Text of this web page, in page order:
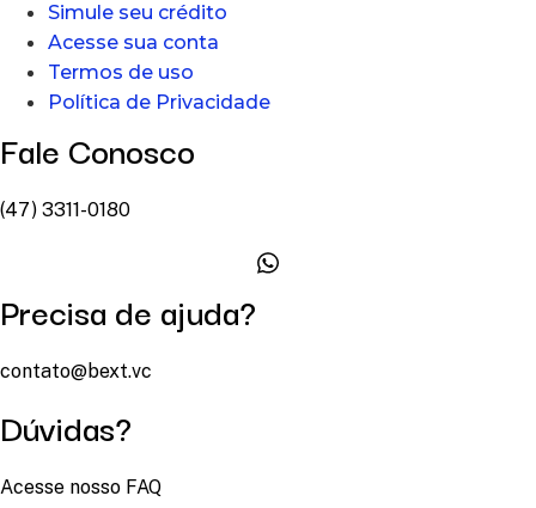
Simule seu crédito
Acesse sua conta
Termos de uso
Política de Privacidade
Fale Conosco
(47) 3311-0180
Precisa de ajuda?
contato@bext.vc
Dúvidas?
Acesse nosso FAQ